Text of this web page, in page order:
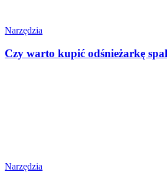
Narzędzia
Czy warto kupić odśnieżarkę
Narzędzia